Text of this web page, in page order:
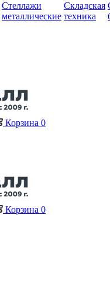
Стеллажи
металлические
Складская
техника
Корзина 0
Корзина 0